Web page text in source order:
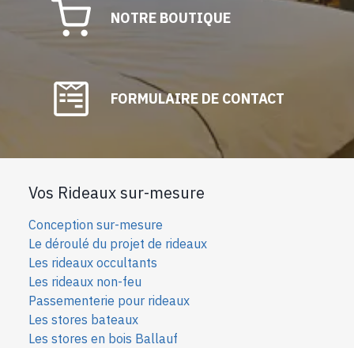
NOTRE BOUTIQUE
FORMULAIRE DE CONTACT
Vos Rideaux sur-mesure
Conception sur-mesure
Le déroulé du projet de rideaux
Les rideaux occultants
Les rideaux non-feu
Passementerie pour rideaux
Les stores bateaux
Les stores en bois Ballauf